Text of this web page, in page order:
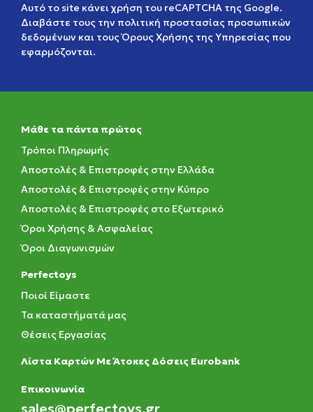
Αυτό το site κάνει χρήση του reCAPTCHA της Google.
Διαβάστε τους την πολιτική προστασίας προσωπικών
δεδομένων και τουςΌρους Χρήσης της Υπηρεσίας που
εφαρμόζονται.
Μάθε τα πάντα πρώτος
Τρόποι Πληρωμής
Αποστολές & Επιστροφές στην Ελλάδα
Αποστολές & Επιστροφές στην Κύπρο
Αποστολές & Επιστροφές στο Εξωτερικό
Όροι Χρήσης & Ασφαλείας
Όροι Διαγωνισμών
Perfectoys
Ποιοί Είμαστε
Τα καταστήματά μας
Θέσεις Εργασίας
Λίστα Καρτών Με Άτοκες Δόσεις Eurobank
Eπικοινωνία
sales@perfectoys.gr